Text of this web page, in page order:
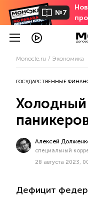
№7
Monocle.ru Экономика
ГОСУДАРСТВЕННЫЕ
Алексей
специальный
28 августа 2023,
Дефицит